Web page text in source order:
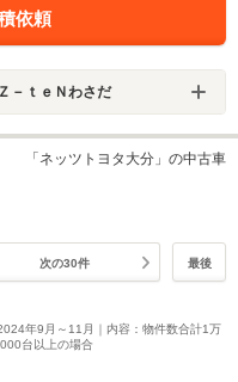
依頼
－ｔｅＮわさだ
「ネッツトヨタ大分」の中古車
次の30件 最後
年9月～11月｜内容：物件数合計1万
台以上の場合